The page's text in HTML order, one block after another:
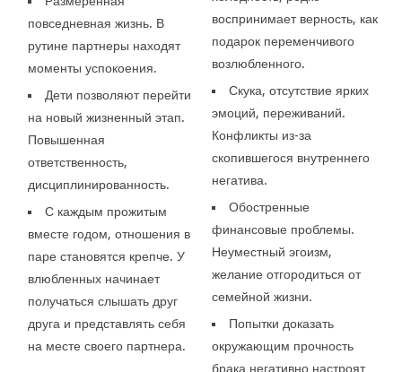
повседневная жизнь. В
рутине партнеры находят
моменты успокоения.
Дети позволяют перейти
на новый жизненный этап.
Повышенная
ответственность,
дисциплинированность.
С каждым прожитым
вместе годом, отношения в
паре становятся крепче. У
влюбленных начинает
получаться слышать друг
друга и представлять себя
на месте своего партнера.
воспринимает верность, как
подарок переменчивого
возлюбленного.
Скука, отсутствие ярких
эмоций, переживаний.
Конфликты из-за
скопившегося внутреннего
негатива.
Обостренные
финансовые проблемы.
Неуместный эгоизм,
желание отгородиться от
семейной жизни.
Попытки доказать
окружающим прочность
брака негативно настроят